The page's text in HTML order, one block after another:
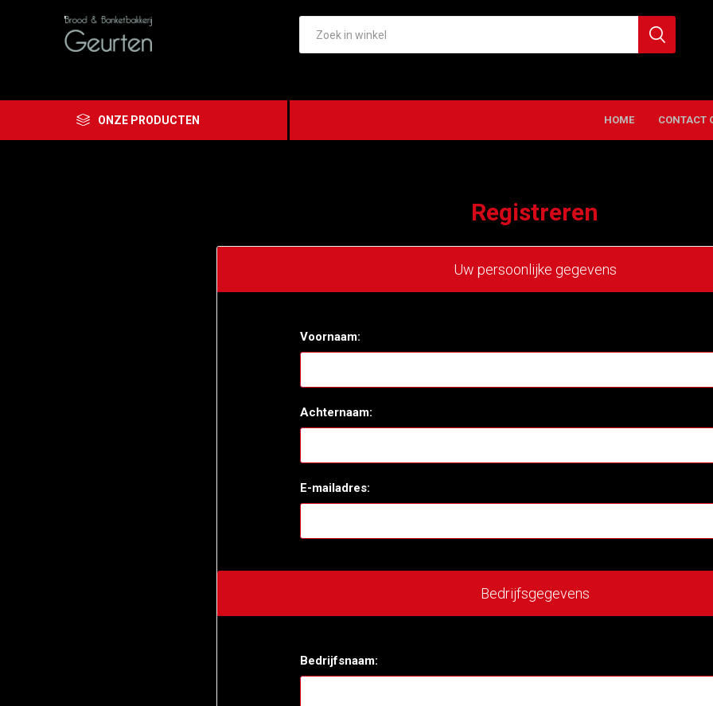
ONZE PRODUCTEN HOME CONTACT
Registreren
Uw persoonlijke gegevens
Voornaam:
Achternaam:
E-mailadres:
Bedrijfsgegevens
Bedrijfsnaam: